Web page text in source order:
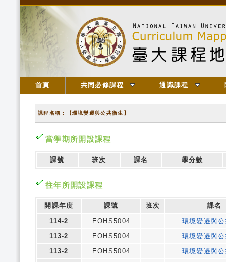
首頁 共同必修課程 通識課程
課程名稱：【環境變遷與公共衛生】
當學期所開設課程
課號 班次 課名 學分數
往年所開設課程
開課年度 課號 班次
課名
114-2
EOHS5004
環境變遷與
113-2
EOHS5004
環境變遷與
113-2
EOHS5004
環境變遷與